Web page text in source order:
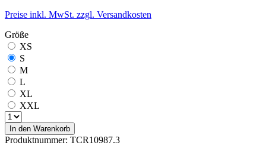
Preise inkl. MwSt. zzgl. Versandkosten
Größe
XS
S
M
L
XL
XXL
In den Warenkorb
Produktnummer: TCR10987.3